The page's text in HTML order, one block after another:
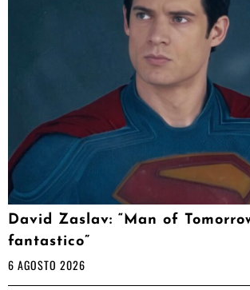
David Zaslav: “Man of
fantastico”
6 AGOSTO 2026